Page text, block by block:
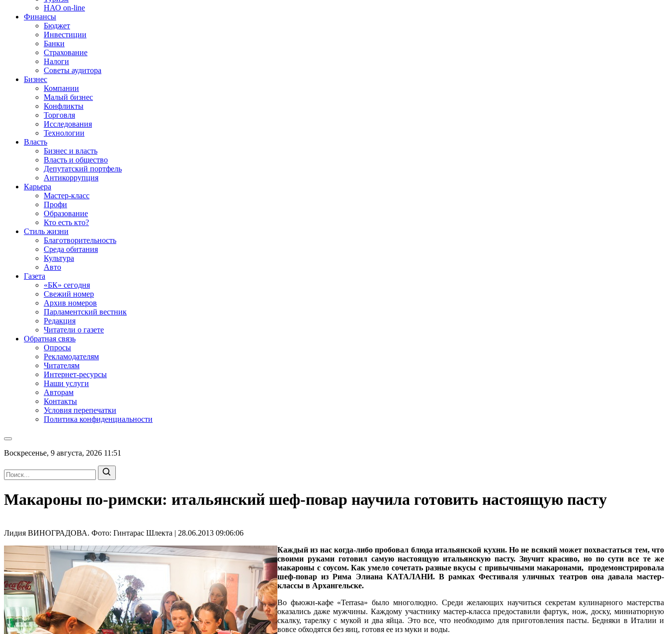
НАО on-line
Финансы
Бюджет
Инвестиции
Банки
Страхование
Налоги
Советы аудитора
Бизнес
Компании
Малый бизнес
Конфликты
Торговля
Исследования
Технологии
Власть
Бизнес и власть
Власть и общество
Депутатский портфель
Антикоррупция
Карьера
Мастер-класс
Профи
Образование
Кто есть кто?
Стиль жизни
Благотворительность
Среда обитания
Культура
Авто
Газета
«БК» сегодня
Свежий номер
Архив номеров
Парламентский вестник
Редакция
Читатели о газете
Обратная связь
Опросы
Рекламодателям
Читателям
Интернет-ресурсы
Наши услуги
Авторам
Контакты
Условия перепечатки
Политика конфиденциальности
Воскресенье, 9 августа, 2026 11:51
Макароны по-римски: итальянский шеф-повар научила готовить настоящую пасту
Лидия ВИНОГРАДОВА. Фото: Гинтарас Шлекта | 28.06.2013 09:06:06
Каждый из нас когда-либо пробовал блюда итальянской кухни. Но не всякий может похвастаться тем, что
своими руками готовил самую настоящую итальянскую пасту. Звучит красиво, но по сути все те же
макароны с соусом. Как умело сочетать разные вкусы с привычными макаронами, продемонстрировала
шеф-повар из Рима Элиана КАТАЛАНИ. В рамках Фестиваля уличных театров она давала мастер-
классы в Архангельске.
Во фьюжн-кафе «Terrasa» было многолюдно. Среди желающих научиться секретам кулинарного мастерства
оказались даже мужчины. Каждому участнику мастер-класса предоставили фартук, нож, доску, миниатюрную
скалку, тарелку с мукой и два яйца. Это все, что необходимо для приготовления пасты. Бедняки в Италии и
вовсе обходятся без яиц, готовя ее из муки и воды.